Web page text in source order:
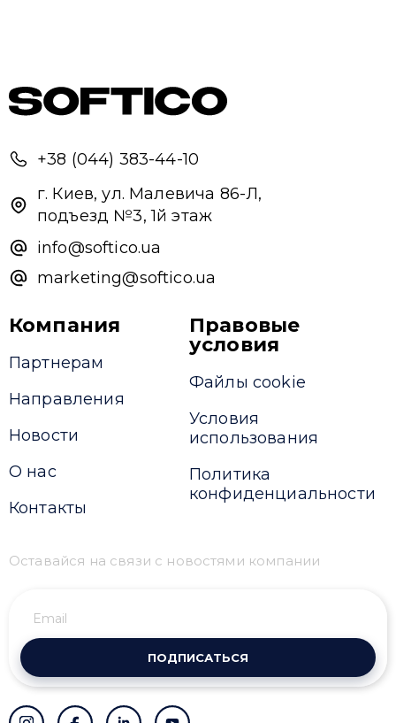
+38 (044) 383-44-10
г. Киев, ул. Малевича 86-Л,
подъезд №3, 1й этаж
info@softico.ua
marketing@softico.ua
Компания
Партнерам
Направления
Новости
О нас
Контакты
Правовые
условия
Файлы cookie
Условия
использования
Политика
конфиденциальности
Оставайся на связи с новостями компании
ПОДПИСАТЬСЯ